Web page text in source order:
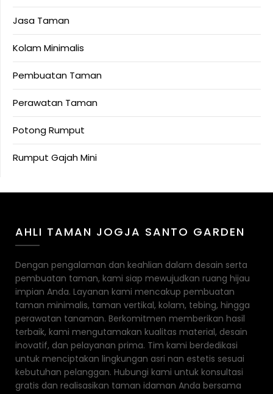
Jasa Taman
Kolam Minimalis
Pembuatan Taman
Perawatan Taman
Potong Rumput
Rumput Gajah Mini
AHLI TAMAN JOGJA SANTO GARDEN
Dengan pengalaman dan keahlian dalam desain serta
pembuatan taman, kami siap mewujudkan ruang hijau
impian Anda. Layanan kami mencakup pembuatan
taman minimalis, taman vertikal, kolam, tebing, hingga
perawatan tanaman. Berkomitmen memberikan hasil
terbaik, kami mengutamakan kualitas material, desain
inovatif, dan pelayanan prima. Tim kami berdedikasi
untuk menciptakan lingkungan asri nan estetis sesuai
kebutuhan pelanggan. Hubungi kami untuk konsultasi
gratis dan realisasikan taman idaman Anda bersama